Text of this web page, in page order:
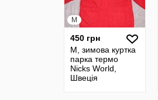
M
450 грн
M, зимова куртка
парка термо
Nicks World,
Швеція